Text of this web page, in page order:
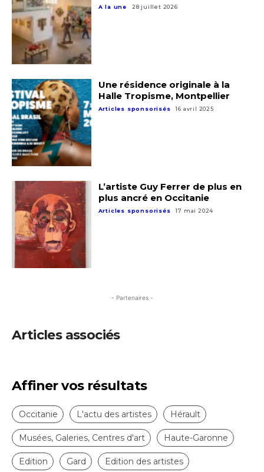
A la une 28 juillet 2026
Une résidence originale à la
Halle Tropisme, Montpellier
Articles sponsorisés 16 avril 2025
L’artiste Guy Ferrer de plus en
plus ancré en Occitanie
Articles sponsorisés 17 mai 2024
- Partenaires -
Articles associés
Affiner vos résultats
Occitanie L'actu des artistes Hérault
Musées, Galeries, Centres d'art Haute-Garonne
Edition Gard Edition des artistes